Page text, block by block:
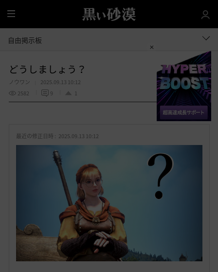
全
体
自由掲示板
どうしましょう？
ノウワン
2025.09.13 10:12
2582
9 1
お 共有する
最近の修正日時 : 2025.09.13 10:12